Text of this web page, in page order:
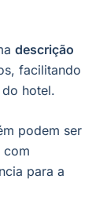
descrição
facilitando
hotel.
podem ser
com
para a